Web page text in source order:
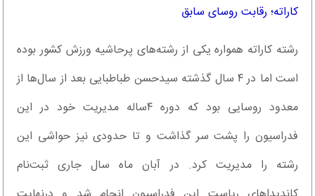
کاراته؛ رقابت روسای سابق
رشته کاراته همواره یکی از رشته‌های پر‌حاشیه ورزش کشور بوده
است اما در ۴ سال گذشته سیدحسن طباطبایی بعد از سال‌ها از
معدود روسایی بود که دوره ۴‌ساله مدیریت خود در این
فدراسیون را پشت سر گذاشت و تا حدودی نیز حواشی این
رشته را مدیریت کرد. در آبان ماه سال جاری ثبت‌نام